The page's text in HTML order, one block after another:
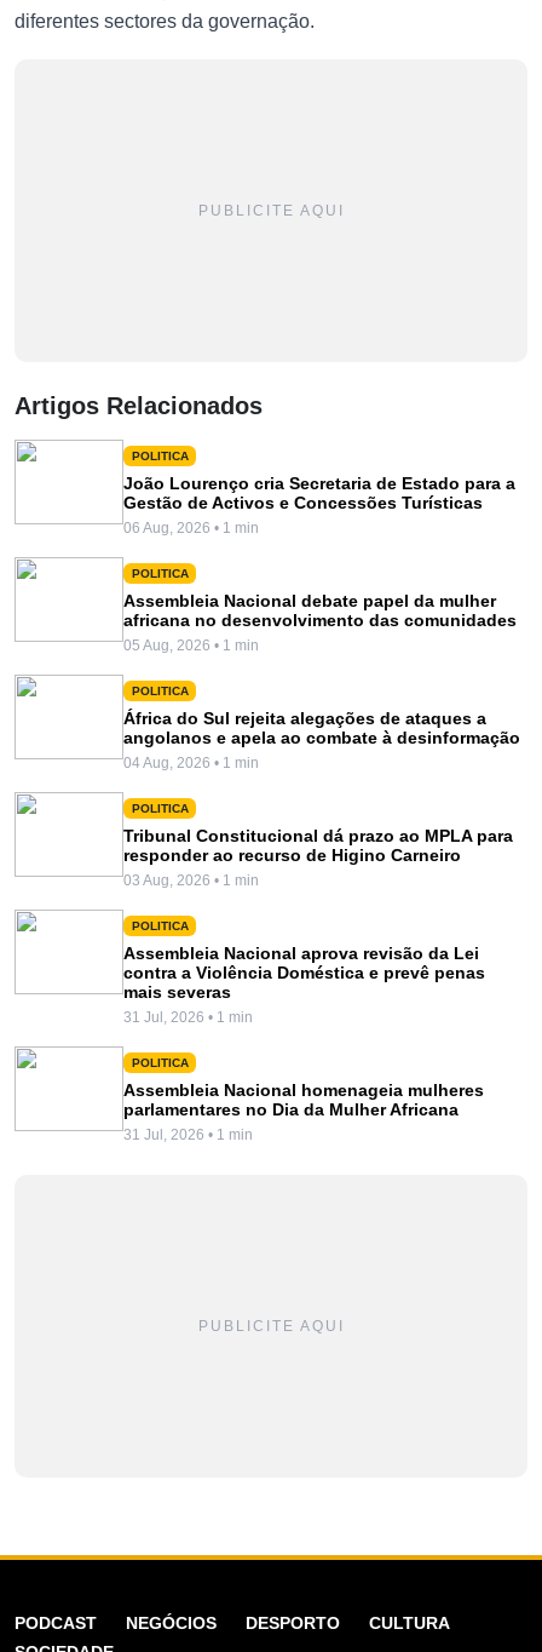
diferentes sectores da governação.
PUBLICITE AQUI
Artigos Relacionados
POLITICA
João Lourenço cria Secretaria de Estado para a
Gestão de Activos e Concessões Turísticas
06 Aug, 2026 • 1 min
POLITICA
Assembleia Nacional debate papel da mulher
africana no desenvolvimento das comunidades
05 Aug, 2026 • 1 min
POLITICA
África do Sul rejeita alegações de ataques a
angolanos e apela ao combate à desinformação
04 Aug, 2026 • 1 min
POLITICA
Tribunal Constitucional dá prazo ao MPLA para
responder ao recurso de Higino Carneiro
03 Aug, 2026 • 1 min
POLITICA
Assembleia Nacional aprova revisão da Lei
contra a Violência Doméstica e prevê penas
mais severas
31 Jul, 2026 • 1 min
POLITICA
Assembleia Nacional homenageia mulheres
parlamentares no Dia da Mulher Africana
31 Jul, 2026 • 1 min
PUBLICITE AQUI
PODCAST NEGÓCIOS DESPORTO
CULTURA